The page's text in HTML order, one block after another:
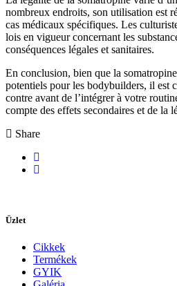
nombreux endroits, son utilisation est
cas médicaux spécifiques. Les
lois en vigueur concernant les
conséquences légales et sanitaires.
En conclusion, bien que la
potentiels pour les bodybuilders, il est
contre avant de l’intégrer à votre
compte des effets secondaires et de la
Share
Üzlet
Cikkek
Termékek
GYIK